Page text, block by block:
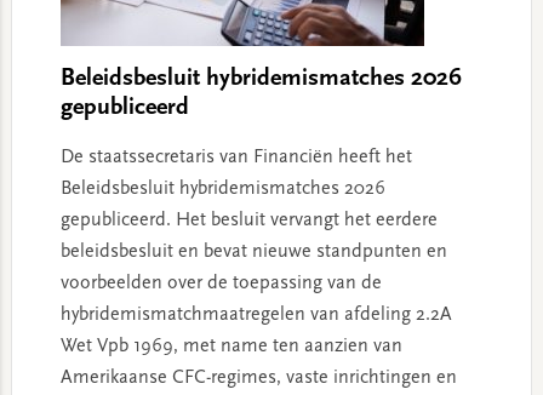
Beleidsbesluit hybridemismatches 2026
gepubliceerd
De staatssecretaris van Financiën heeft het
Beleidsbesluit hybridemismatches 2026
gepubliceerd. Het besluit vervangt het eerdere
beleidsbesluit en bevat nieuwe standpunten en
voorbeelden over de toepassing van de
hybridemismatchmaatregelen van afdeling 2.2A
Wet Vpb 1969, met name ten aanzien van
Amerikaanse CFC-regimes, vaste inrichtingen en